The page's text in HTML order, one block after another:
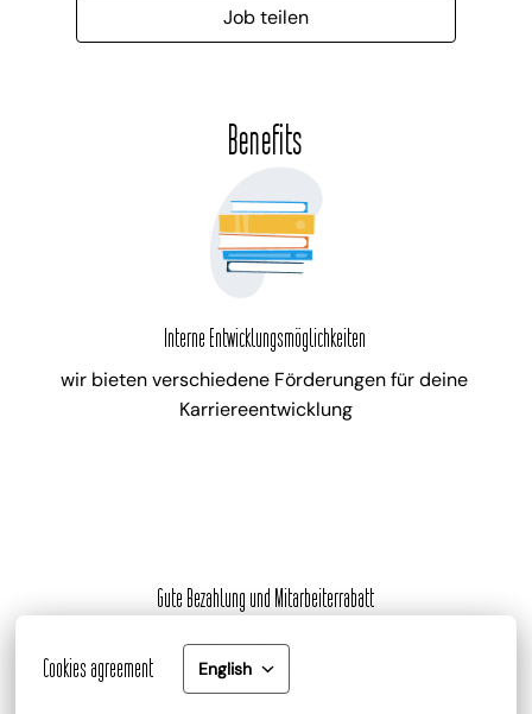
Cookies agreement English
Job teilen
Benefits
Interne Entwicklungsmöglichkeiten
wir bieten verschiedene Förderungen für deine
Karriereentwicklung
Gute Bezahlung und Mitarbeiterrabatt
zu deinem attraktiven Gehalt gib es zusätzlich die
Trinkgeldbeteiligung, Mitarbeiterrabatte und
kostenlose Getränke